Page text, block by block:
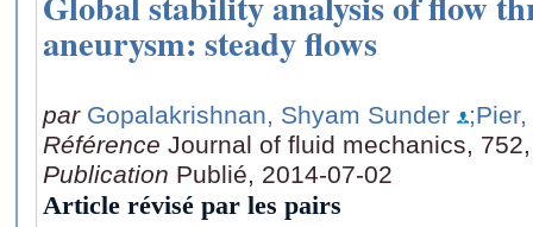
aneurysm: steady flows
par Gopalakrishnan, Shyam Sunder
Référence Journal of fluid mechanics,
Publication Publié, 2014-07-02
Article révisé par les pairs